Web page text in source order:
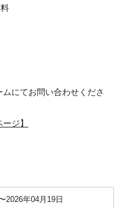
にてお問い合わせくださ
ジ】
2026年04月19日